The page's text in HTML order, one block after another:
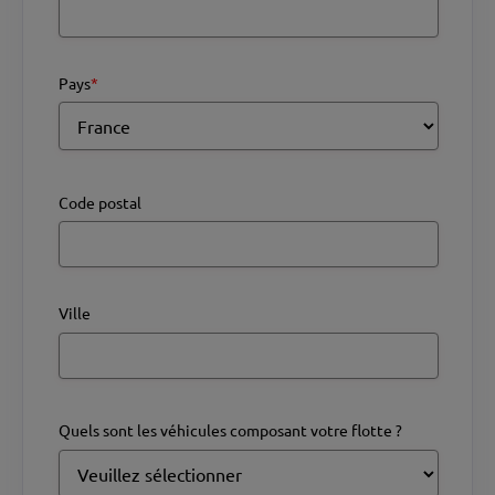
Pays*
Code postal
Ville
Quels sont les véhicules composant votre flotte ?